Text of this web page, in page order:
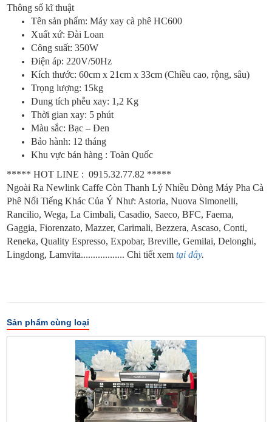
Thông số kĩ thuật
Tên sản phẩm: Máy xay cà phê HC600
Xuất xứ: Đài Loan
Công suất: 350W
Điện áp: 220V/50Hz
Kích thước: 60cm x 21cm x 33cm (Chiều cao, rộng, sâu)
Trọng lượng: 15kg
Dung tích phễu xay: 1,2 Kg
Thời gian xay: 5 phút
Màu sắc: Bạc – Đen
Bảo hành: 12 tháng
Khu vực bán hàng : Toàn Quốc
***** HOT LINE : 0915.32.77.82 *****
Ngoài Ra Newlink Caffe Còn Thanh Lý Nhiều Dòng Máy Pha Cà
Phê Nổi Tiếng Khác Của Ý Như:Astoria, Nuova Simonelli,
Rancilio, Wega, La Cimbali, Casadio, Saeco, BFC, Faema,
Gaggia, Fiorenzato, Mazzer, Carimali, Bezzera, Ascaso, Conti,
Reneka, Quality Espresso, Expobar, Breville, Gemilai, Delonghi,
Lingdong, Lamvita.................. Chi tiết xem tại đây.
Sản phẩm cùng loại